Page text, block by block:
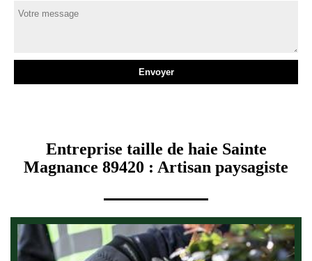
Entreprise taille de haie Sainte
Magnance 89420 : Artisan paysagiste